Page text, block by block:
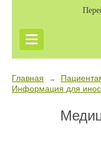
Главная →
Информация для